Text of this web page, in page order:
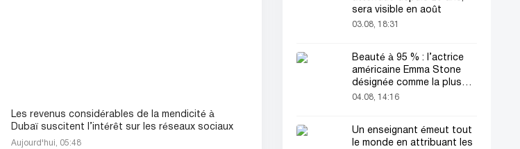
Les revenus considérables de la mendicité à
Dubaï suscitent l’intérêt sur les réseaux sociaux
Aujourd'hui, 05:48
sera visible en août
03.08, 18:31
Beauté à 95 % : l’actrice
américaine Emma Stone
désignée comme la plus
belle femme du monde !
04.08, 14:16
Un enseignant émeut tout
le monde en attribuant les